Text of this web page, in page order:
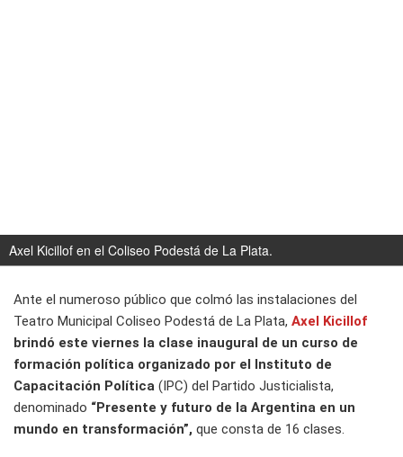
Axel Kicillof en el Coliseo Podestá de La Plata.
Ante el numeroso público que colmó las instalaciones del
Teatro Municipal Coliseo Podestá de La Plata, Axel Kicillof
brindó este viernes la clase inaugural de un curso de
formación política organizado por el Instituto de
Capacitación Política (IPC) del Partido Justicialista,
denominado “Presente y futuro de la Argentina en un
mundo en transformación”, que consta de 16 clases.